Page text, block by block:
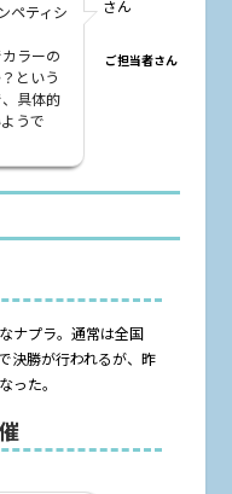
ペティシ
ラーの
という
具体的
うで
ご担当者さん
ナプラ。通常は全国
決勝が行われるが、昨
った。